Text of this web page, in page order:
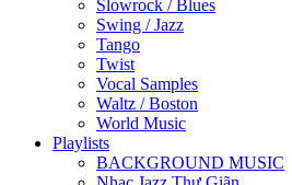
Slowrock / Blues
Swing / Jazz
Tango
Twist
Vocal Samples
Waltz / Boston
World Music
Playlists
BACKGROUND MUSIC